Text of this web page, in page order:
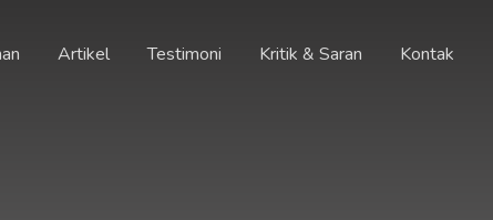
Artikel Testimoni Kritik & Saran Kontak